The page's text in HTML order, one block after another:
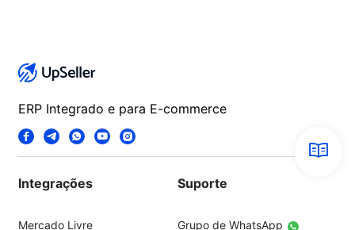
ERP Integrado e para E-commerce
Integrações
Mercado Livre
Suporte
Grupo de WhatsApp